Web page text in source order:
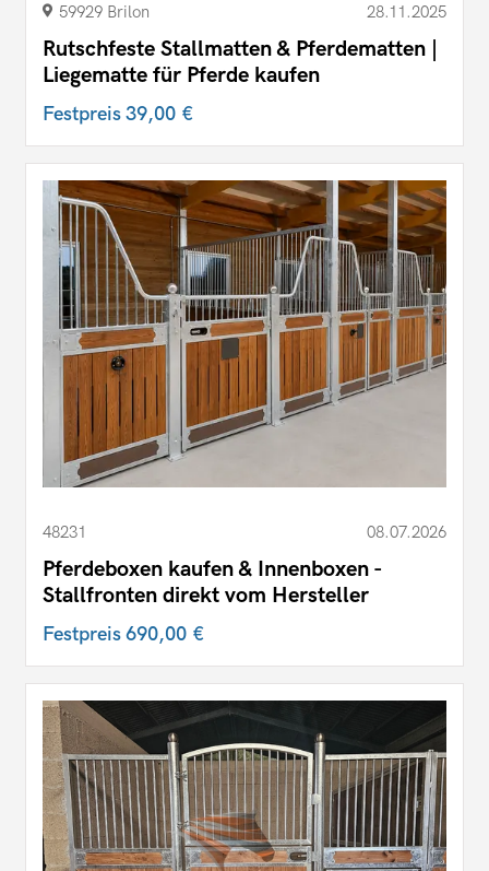
59929 Brilon 28.11.2025
Rutschfeste Stallmatten & Pferdematten |
Liegematte für Pferde kaufen
Festpreis39,00 €
48231 08.07.2026
Pferdeboxen kaufen & Innenboxen -
Stallfronten direkt vom Hersteller
Festpreis690,00 €